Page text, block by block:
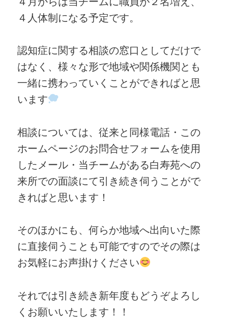
４人体制になる予定です。
認知症に関する相談の窓口としてだけで
はなく、様々な形で地域や関係機関とも
一緒に携わっていくことができればと思
います
相談については、従来と同様電話・この
ホームページのお問合せフォームを使用
したメール・当チームがある白寿苑への
来所での面談にて引き続き伺うことがで
きればと思います！
そのほかにも、何らか地域へ出向いた際
に直接伺うことも可能ですのでその際は
お気軽にお声掛けください
それでは引き続き新年度もどうぞよろし
くお願いいたします！！